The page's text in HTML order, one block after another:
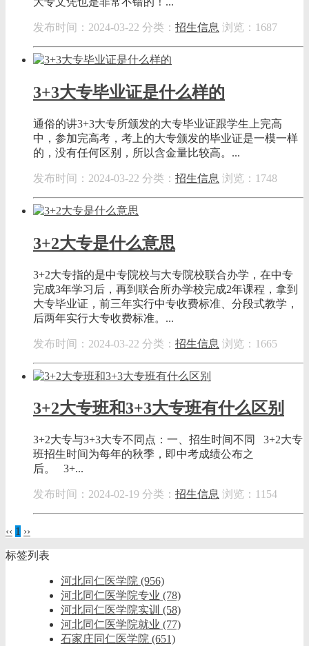
发布时间：2024-03-22 分类： 招生信息 浏览：1687
3+3大专毕业证是什么样的
通俗的讲3+3大专所颁发的大专毕业证跟学生上完高
中，参加完高考，考上的大专颁发的毕业证是一模一样
的，没有任何区别，所以含金量比较高。...
发布时间：2024-03-22 分类： 招生信息 浏览：1748
3+2大专是什么意思
3+2大专指的是中专院校与大专院校联合办学，在中专
完成3年学习后，再到联合所办学校完成2年课程，拿到
大专毕业证，前三年实行中专收费标准、分段式教学，
后两年实行大专收费标准。...
发布时间：2024-03-22 分类： 招生信息 浏览：1665
3+2大专班和3+3大专班有什么区别
3+2大专与3+3大专不同点：一、招生时间不同 3+2大专
班招生时间为每年的秋季，即中考成绩公布之
后。 3+...
发布时间：2024-02-19 分类： 招生信息 浏览：1154
‹‹ 1 ››
标签列表
河北同仁医学院 (956)
河北同仁医学院专业 (78)
河北同仁医学院实训 (58)
河北同仁医学院就业 (77)
石家庄同仁医学院 (651)